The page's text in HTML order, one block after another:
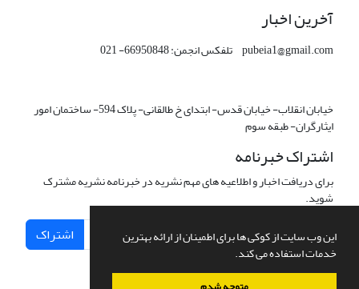
این وب سایت از کوکی ها برای اطمینان از ارائه بهترین
خدمات استفاده می کند.
آخرین اخبار
pubeia1@gmail.com تلفکس انجمن: 66950848- 021
خیابان انقلاب- خیابان قدس- ابتدای خ طالقانی- پلاک 594- ساختمان امور
ایثارگران- طبقه سوم
اشتراک خبرنامه
برای دریافت اخبار و اطلاعیه های مهم نشریه در خبرنامه نشریه مشترک
شوید.
اشتراک